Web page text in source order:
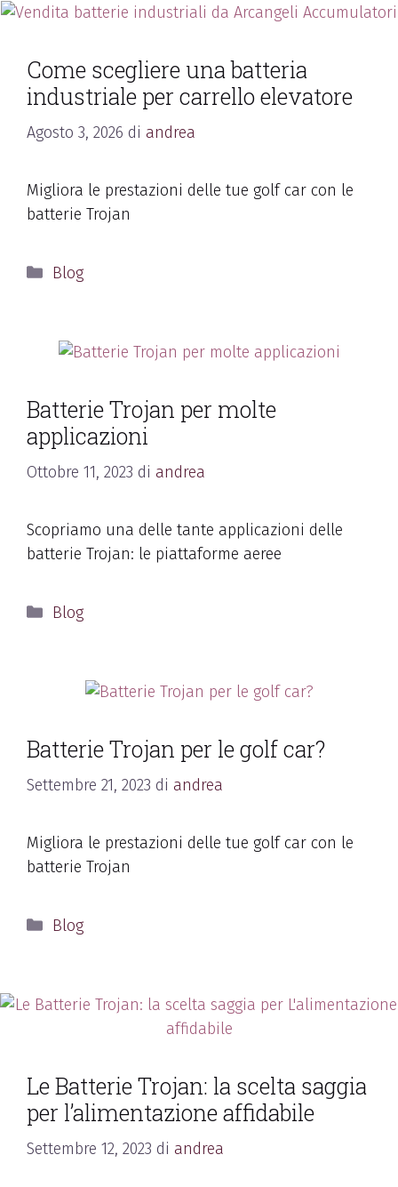
Come scegliere una batteria
industriale per carrello elevatore
Agosto 3, 2026 di andrea
Migliora le prestazioni delle tue golf car con le
batterie Trojan
Blog
Batterie Trojan per molte
applicazioni
Ottobre 11, 2023 di andrea
Scopriamo una delle tante applicazioni delle
batterie Trojan: le piattaforme aeree
Blog
Batterie Trojan per le golf car?
Settembre 21, 2023 di andrea
Migliora le prestazioni delle tue golf car con le
batterie Trojan
Blog
Le Batterie Trojan: la scelta saggia
per l’alimentazione affidabile
Settembre 12, 2023 di andrea